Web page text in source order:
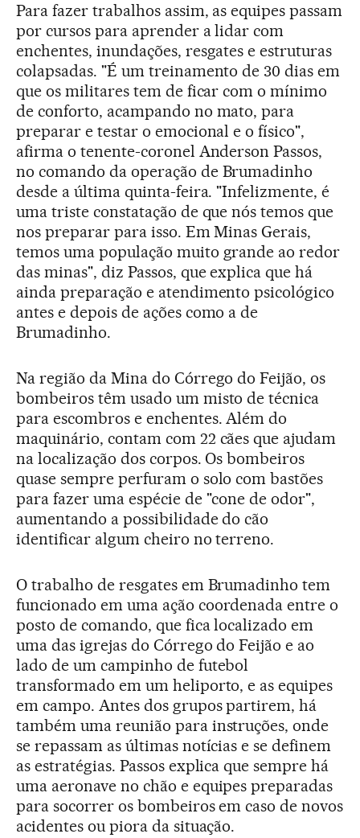
Para fazer trabalhos assim, as equipes passam
por cursos para aprender a lidar com
enchentes, inundações, resgates e estruturas
colapsadas. "É um treinamento de 30 dias em
que os militares tem de ficar com o mínimo
de conforto, acampando no mato, para
preparar e testar o emocional e o físico",
afirma o tenente-coronel Anderson Passos,
no comando da operação de Brumadinho
desde a última quinta-feira. "Infelizmente, é
uma triste constatação de que nós temos que
nos preparar para isso. Em Minas Gerais,
temos uma população muito grande ao redor
das minas", diz Passos, que explica que há
ainda preparação e atendimento psicológico
antes e depois de ações como a de
Brumadinho.
Na região da Mina do Córrego do Feijão, os
bombeiros têm usado um misto de técnica
para escombros e enchentes. Além do
maquinário, contam com 22 cães que ajudam
na localização dos corpos. Os bombeiros
quase sempre perfuram o solo com bastões
para fazer uma espécie de "cone de odor",
aumentando a possibilidade do cão
identificar algum cheiro no terreno.
O trabalho de resgates em Brumadinho tem
funcionado em uma ação coordenada entre o
posto de comando, que fica localizado em
uma das igrejas do Córrego do Feijão e ao
lado de um campinho de futebol
transformado em um heliporto, e as equipes
em campo. Antes dos grupos partirem, há
também uma reunião para instruções, onde
se repassam as últimas notícias e se definem
as estratégias. Passos explica que sempre há
uma aeronave no chão e equipes preparadas
para socorrer os bombeiros em caso de novos
acidentes ou piora da situação.